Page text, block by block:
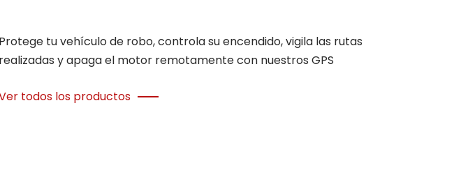
Protege tu vehículo de robo, controla su encendido, vigila las rutas
realizadas y apaga el motor remotamente con nuestros GPS
todos los productos